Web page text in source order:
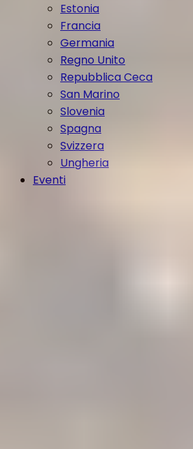
Estonia
Francia
Germania
Regno Unito
Repubblica Ceca
San Marino
Slovenia
Spagna
Svizzera
Ungheria
Eventi